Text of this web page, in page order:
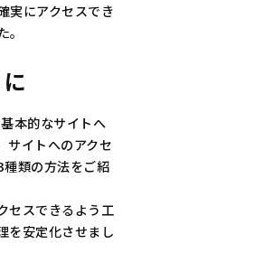
実にアクセスでき
本的なサイトへ
サイトへのアクセ
種類の方法をご紹
セスできるよう工
を安定化させまし